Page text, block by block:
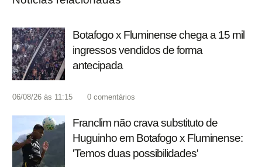
Botafogo x Fluminense chega a 15 mil
ingressos vendidos de forma
antecipada
06/08/26 às 11:15 0 comentários
Franclim não crava substituto de
Huguinho em Botafogo x Fluminense:
'Temos duas possibilidades'